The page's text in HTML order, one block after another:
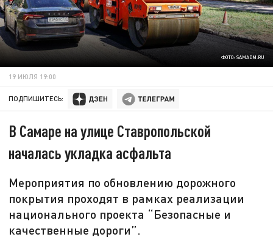
ФОТО: SAMADM.RU
19 ИЮЛЯ 19:00
ПОДПИШИТЕСЬ:
В Самаре на улице Ставропольской
началась укладка асфальта
Мероприятия по обновлению дорожного
покрытия проходят в рамках реализации
национального проекта “Безопасные и
качественные дороги”.